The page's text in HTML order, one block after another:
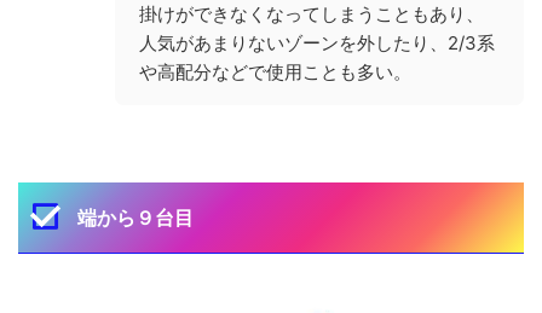
掛けができなくなってしまうこともあり、
人気があまりないゾーンを外したり、2/3系
や高配分などで使用ことも多い。
端から９台目